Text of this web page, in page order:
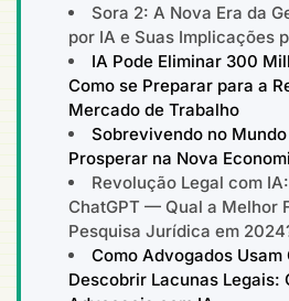
Sora 2: A Nova Era da
por IA e Suas Implicações
IA Pode Eliminar 300
Como se Preparar para a
Mercado de Trabalho
Sobrevivendo no
Prosperar na Nova
Revolução Legal com
ChatGPT — Qual a Melhor
Pesquisa Jurídica em
Como Advogados Usam
Descobrir Lacunas Legais: